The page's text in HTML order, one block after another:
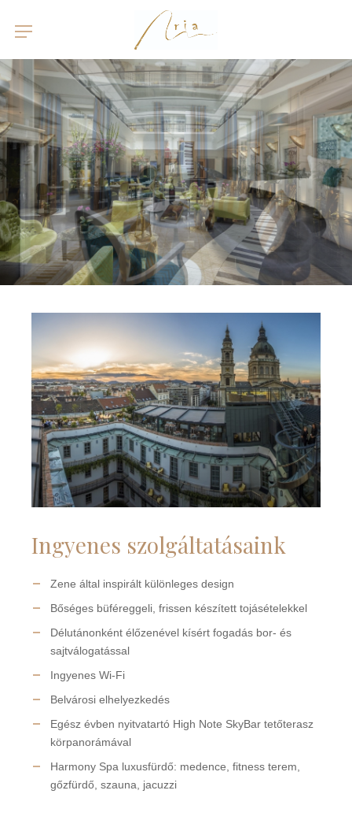
Ingyenes szolgáltatásaink
Zene által inspirált különleges design
Bőséges büféreggeli, frissen készített tojásételekkel
Délutánonként élőzenével kísért fogadás bor- és
sajtválogatással
Ingyenes Wi-Fi
Belvárosi elhelyezkedés
Egész évben nyitvatartó High Note SkyBar tetőterasz
körpanorámával
Harmony Spa luxusfürdő: medence, fitness terem,
gőzfürdő, szauna, jacuzzi